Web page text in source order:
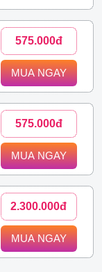
575.000đ
MUA NGAY
575.000đ
MUA NGAY
2.300.000đ
MUA NGAY